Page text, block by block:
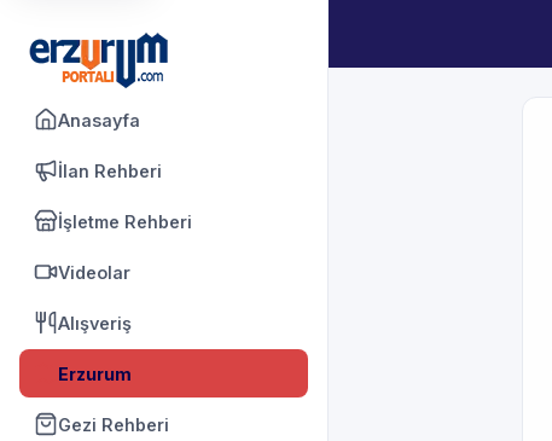
Anasayfa
İlan Rehberi
İşletme Rehberi
Videolar
Alışveriş
Erzurum
Gezi Rehberi